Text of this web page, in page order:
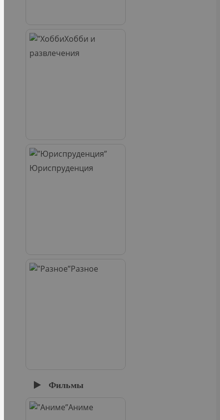
Хобби и
развлечения
Юриспруденция
Разное
Фильмы
Аниме